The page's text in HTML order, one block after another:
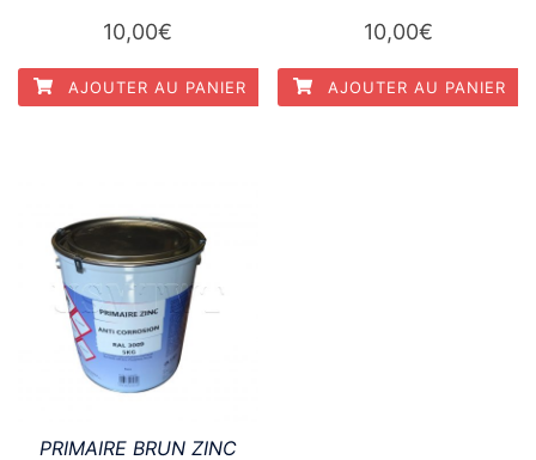
10,00€
AJOUTER AU PANIER
10,00€
AJOUTER AU PANIER
PRIMAIRE BRUN ZINC